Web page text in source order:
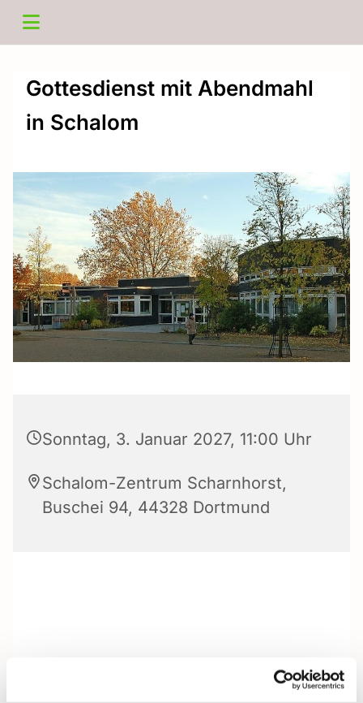
Gottesdienst mit Abendmahl
in Schalom
Sonntag, 3. Januar 2027, 11:00 Uhr
Schalom-Zentrum Scharnhorst,
Buschei 94, 44328 Dortmund